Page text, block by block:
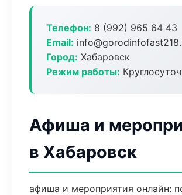
Телефон: 8 (992) 965 64 43
Email:
Город: Хабаровск
Режим работы:
Афиша и
в Хабаровск
афиша и мероприятия онлайн: